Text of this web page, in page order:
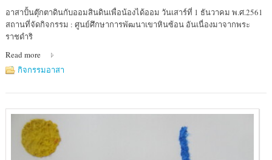
Location
:
ศูนย์
การ
พัฒนา
หิน
เนื่อง
อาสาปั้นตุ๊กตาดินกับออมสินดินเพื่อน้องได้ออม วันเสาร์ที่ 1 ธันวาคม พ.ศ.2561
สถานที่จัดกิจกรรม : ศูนย์ศึกษาการพัฒนาเขาหินซ้อน อันเนื่องมาจากพระ
ราชดำริ
Read more
กิจกรรมอาสา